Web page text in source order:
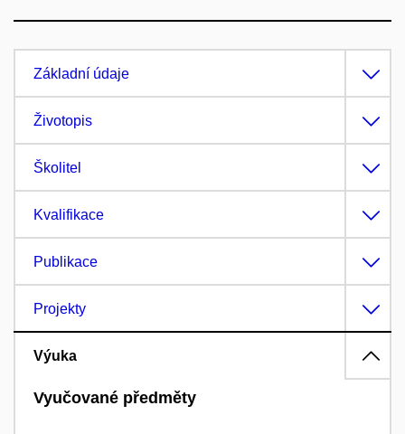
Základní údaje
Životopis
Školitel
Kvalifikace
Publikace
Projekty
Výuka
Vyučované předměty